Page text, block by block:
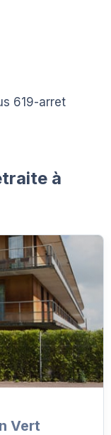
619-arret
à
Vert